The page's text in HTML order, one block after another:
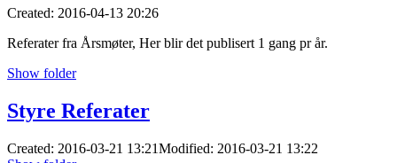
Created: 2016-04-13 20:26
Referater fra Årsmøter, Her blir det publisert 1 gang pr år.
Show folder
Styre Referater
Created: 2016-03-21 13:21Modified: 2016-03-21 13:22